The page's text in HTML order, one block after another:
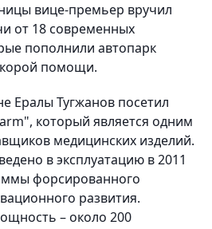
вице-премьер вручил
от 18 современных
пополнили автопарк
помощи.
Ералы Тугжанов посетил
который является одним
медицинских изделий.
в эксплуатацию в 2011
форсированного
развития.
– около 200